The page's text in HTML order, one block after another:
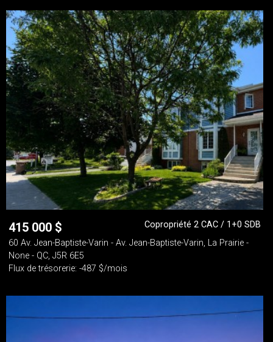
415 000 $
Copropriété 2 CAC / 1+0 SDB
60 Av. Jean-Baptiste-Varin - Av. Jean-Baptiste-Varin, La Prairie -
None - QC, J5R 6E5
Flux de trésorerie: -487 $/mois